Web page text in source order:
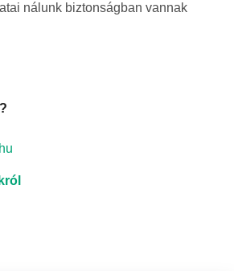
nálunk biztonságban vannak